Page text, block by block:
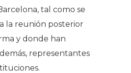
tal como se
la reunión posterior
y donde han
representantes